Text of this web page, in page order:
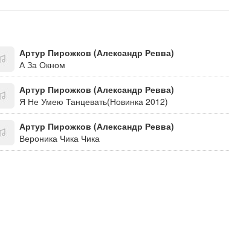
Артур Пирожков (Александр Ревва)
А За Окном
Артур Пирожков (Александр Ревва)
Я Не Умею Танцевать(Новинка 2012)
Артур Пирожков (Александр Ревва)
Вероника Чика Чика